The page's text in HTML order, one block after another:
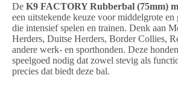
De K9 FACTORY Rubberbal (75mm)
een uitstekende keuze voor middelgrote en
die intensief spelen en trainen. Denk aan
Herders, Duitse Herders, Border Collies,
andere werk- en sporthonden. Deze
speelgoed nodig dat zowel stevig als
precies dat biedt deze bal.